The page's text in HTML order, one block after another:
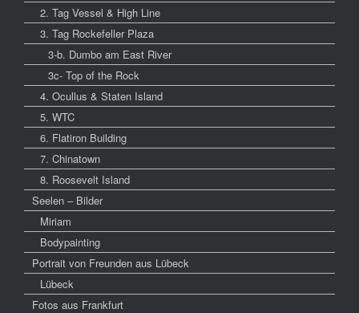
2. Tag Vessel & High Line
3. Tag Rockefeller Plaza
3-b. Dumbo am East River
3c- Top of the Rock
4. Ocullus & Staten Island
5. WTC
6. Flatiron Building
7. Chinatown
8. Roosevelt Island
Seelen – Bilder
Miriam
Bodypainting
Portrait von Freunden aus Lübeck
Lübeck
Fotos aus Frankfurt